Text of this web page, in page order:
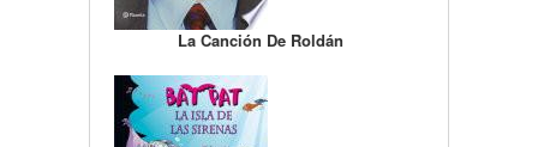
La Canción De Roldán